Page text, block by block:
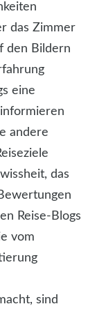
das Zimmer
den Bildern
eine
andere
das
Reise-Blogs
vom
sind